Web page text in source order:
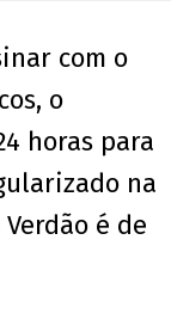
com o
o
horas para
na
é de